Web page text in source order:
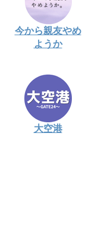
今から親友やめ
ようか
大空港